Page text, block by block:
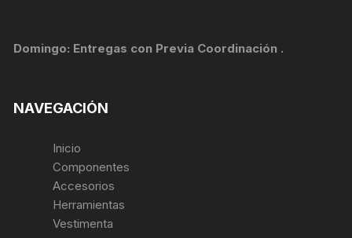
Domingo: Entregas con Previa Coordinación .
NAVEGACIÓN
Inicio
Componentes
Accesorios
Herramientas
Vestimenta